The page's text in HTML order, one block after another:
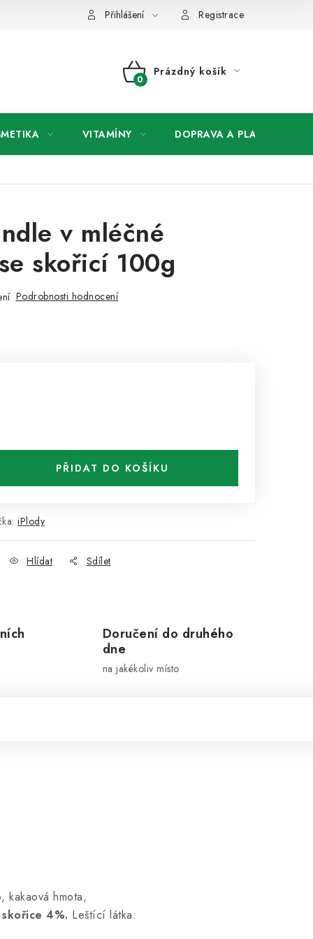
Přihlášení Registrace
NÁKUPNÍ
Prázdný košík
VITAMÍNY DOPRAVA A PLATBA
v mléčné
skořicí 100g
Podrobnosti hodnocení
PŘIDAT DO KOŠÍKU
iPlody
Hlídat Sdílet
Doručení do druhého
dne
na jakékoliv místo
, kakaová hmota,
4%. Leštící látka: